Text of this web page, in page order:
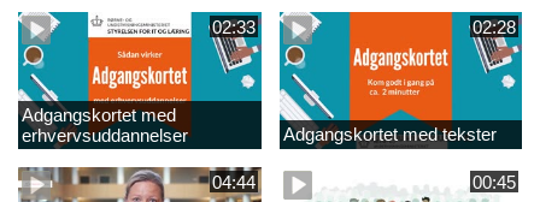
02:33
Adgangskortet med
erhvervsuddannelser
02:28
Adgangskortet med tekster
04:44 00:45